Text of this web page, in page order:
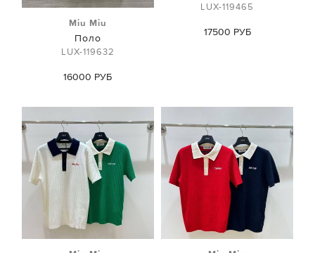
Miu Miu
Поло
LUX-119632
16000 РУБ
LUX-119465
17500 РУБ